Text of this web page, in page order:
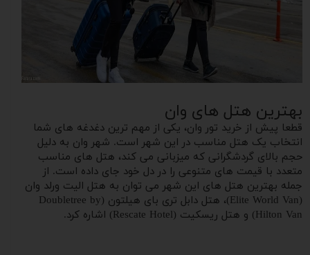
بهترین هتل های وان
قطعا پیش از خرید تور‌ وان، یکی از مهم ترین دغدغه های شما
انتخاب یک هتل مناسب در این شهر است. شهر وان به دلیل
حجم بالای گردشگرانی که میزبانی می کند، هتل های مناسب
متعدد با قیمت های متنوعی را در دل خود جای داده است. از
جمله بهترین هتل های این شهر می توان به هتل الیت ورلد وان
(Elite World Van)، هتل دابل تری بای هیلتون (Doubletree by
Hilton Van) و هتل ریسکیت (Rescate Hotel) اشاره کرد.